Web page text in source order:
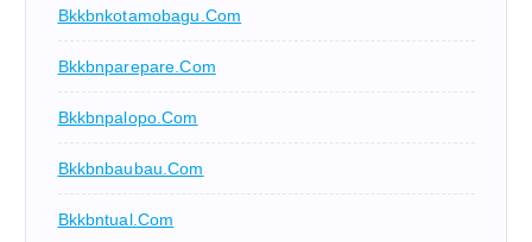
Bkkbnkotamobagu.com
Bkkbnparepare.com
Bkkbnpalopo.com
Bkkbnbaubau.com
Bkkbntual.com